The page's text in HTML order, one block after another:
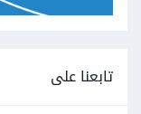
تابعنا على